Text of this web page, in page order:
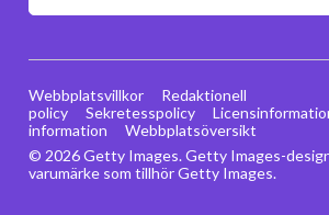
© 2026 Getty Images. Getty Images-
varumärke som tillhör Getty Images.
Webbplatsvillkor
Redaktionell
policy
Sekretesspolicy
information
Webbplatsöversikt